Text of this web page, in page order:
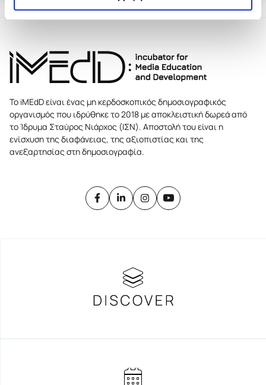
Το iMEdD είναι ένας μη κερδοσκοπικός δημοσιογραφικός
οργανισμός που ιδρύθηκε το 2018 με αποκλειστική δωρεά από
το Ίδρυμα Σταύρος Νιάρχος (ΙΣΝ). Αποστολή του είναι η
ενίσχυση της διαφάνειας, της αξιοπιστίας και της
ανεξαρτησίας στη δημοσιογραφία.